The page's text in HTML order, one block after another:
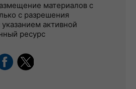
материалов с
с разрешения
активной
ресурс